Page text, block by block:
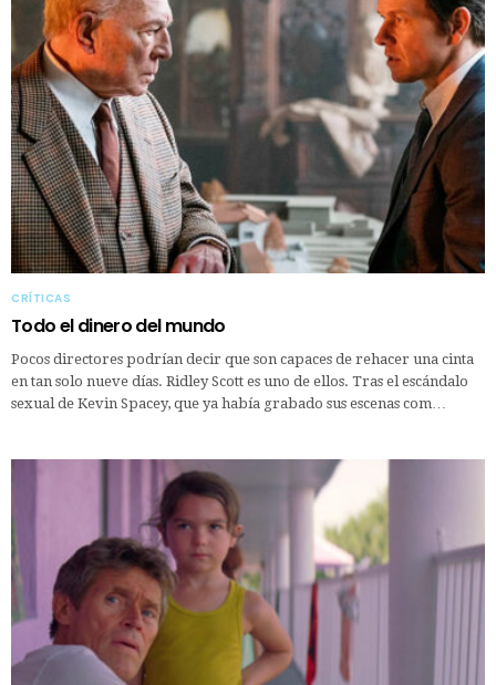
CRÍTICAS
Todo el dinero del mundo
Pocos directores podrían decir que son capaces de rehacer una cinta
en tan solo nueve días. Ridley Scott es uno de ellos. Tras el escándalo
sexual de Kevin Spacey, que ya había grabado sus escenas com…